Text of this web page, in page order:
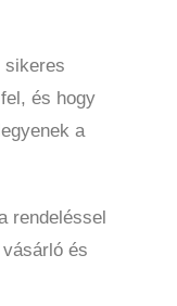
sikeres
és hogy
a
rendeléssel
és